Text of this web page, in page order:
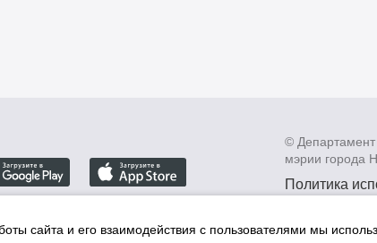
©
мэрии города
Политика
данных в
сайта и его взаимодействия с пользователями мы